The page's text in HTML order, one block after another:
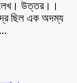
লেখ। উত্তর।।
ছিল এক অদম্য